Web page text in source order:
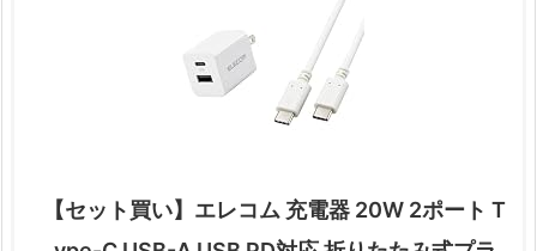
【セット買い】エレコム 充電器 20W 2ポート T